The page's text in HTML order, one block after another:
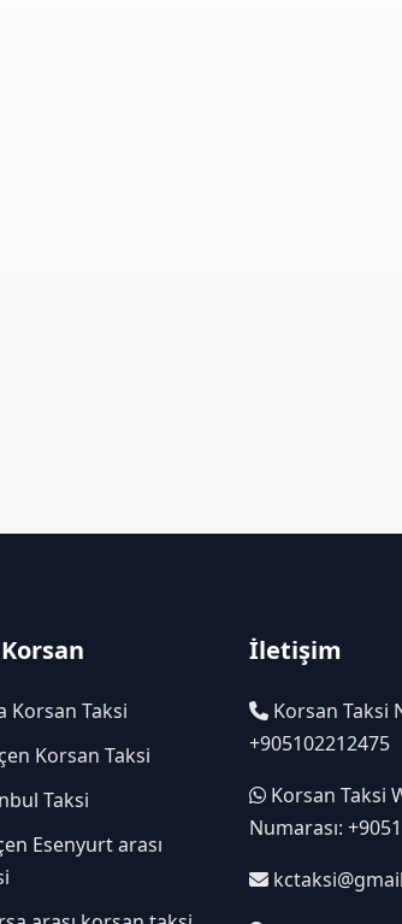
Korsan Taksi
Korsan Taksi
Taksi
Esenyurt arası
İletişim
Korsan Taksi
+905102212475
Korsan Taksi
Numarası: